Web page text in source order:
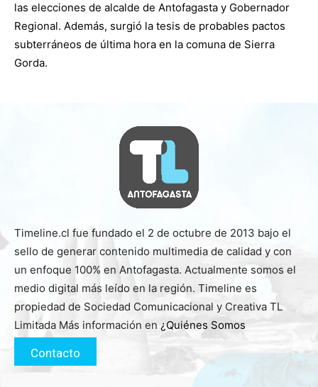
las elecciones de alcalde de Antofagasta y Gobernador
Regional. Además, surgió la tesis de probables pactos
subterráneos de última hora en la comuna de Sierra
Gorda.
Timeline.cl fue fundado el 2 de octubre de 2013 bajo el
sello de generar contenido multimedia de calidad y con
un enfoque 100% en Antofagasta. Actualmente somos el
medio digital más leído en la región. Timeline es
propiedad de Sociedad Comunicacional y Creativa TL
Limitada Más información en ¿Quiénes Somos
Contacto